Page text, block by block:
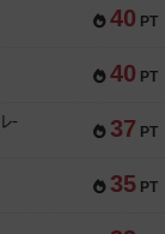
40 PT
40 PT
37 PT
-
35 PT